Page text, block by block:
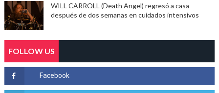
WILL CARROLL (Death Angel) regresó a casa
después de dos semanas en cuidados intensivos
FOLLOW US